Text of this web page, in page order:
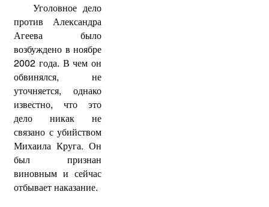
Уголовное дело
против Александра
Агеева было
возбуждено в ноябре
2002 года. В чем он
обвинялся, не
уточняется, однако
известно, что это
дело никак не
связано с убийством
Михаила Круга. Он
был признан
виновным и сейчас
отбывает наказание.